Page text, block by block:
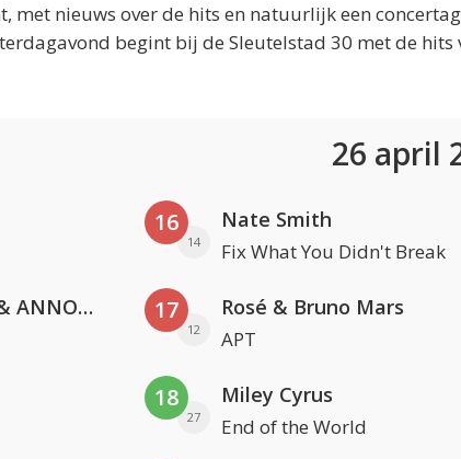
met nieuws over de hits en natuurlijk een
begint bij de Sleutelstad 30 met de hits
26 april
Lustrum U.V.S.V/N.V.V.S.U. & ANNO ONS & Jopke van Dobbenburgh & Roeland Beelen
16
14
Nate Smith
Fix What You Didn't Break
17
12
Rosé & Bruno Mars
APT
18
27
Miley Cyrus
End of the World